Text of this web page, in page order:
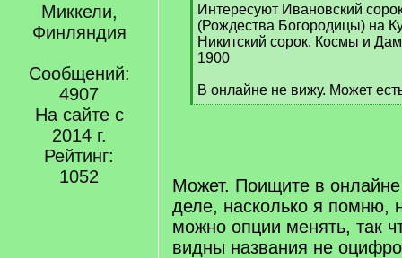
Миккели,
Финляндия
Сообщений:
4907
На сайте с
2014 г.
Рейтинг:
1052
]Интересуют Ивановский
(Рождества Богородицы) на
Никитский сорок. Космы и
1900
В онлайне не вижу. Может
[
Может. Поищите в
деле, насколько я помню,
можно опции менять, так
видны названия не